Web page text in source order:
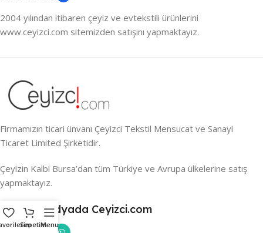
2004 yılından itibaren çeyiz ve evtekstili ürünlerini
www.ceyizci.com sitemizden satışını yapmaktayız.
Firmamızın ticari ünvanı Çeyizci Tekstil Mensucat ve Sanayi
Ticaret Limited Şirketidir.
Çeyizin Kalbi Bursa’dan tüm Türkiye ve Avrupa ülkelerine satış
yapmaktayız.
Sosyal Medyada Ceyizci.com
SepetimMenu